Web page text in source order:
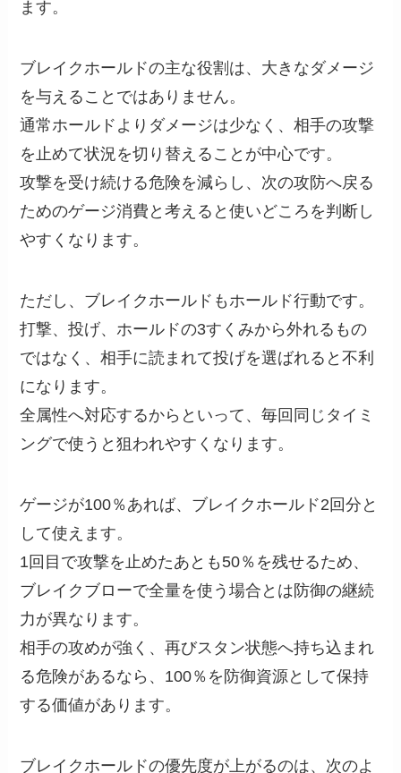
ます。
ブレイクホールドの主な役割は、大きなダメージ
を与えることではありません。
通常ホールドよりダメージは少なく、相手の攻撃
を止めて状況を切り替えることが中心です。
攻撃を受け続ける危険を減らし、次の攻防へ戻る
ためのゲージ消費と考えると使いどころを判断し
やすくなります。
ただし、ブレイクホールドもホールド行動です。
打撃、投げ、ホールドの3すくみから外れるもの
ではなく、相手に読まれて投げを選ばれると不利
になります。
全属性へ対応するからといって、毎回同じタイミ
ングで使うと狙われやすくなります。
ゲージが100％あれば、ブレイクホールド2回分と
して使えます。
1回目で攻撃を止めたあとも50％を残せるため、
ブレイクブローで全量を使う場合とは防御の継続
力が異なります。
相手の攻めが強く、再びスタン状態へ持ち込まれ
る危険があるなら、100％を防御資源として保持
する価値があります。
ブレイクホールドの優先度が上がるのは、次のよ